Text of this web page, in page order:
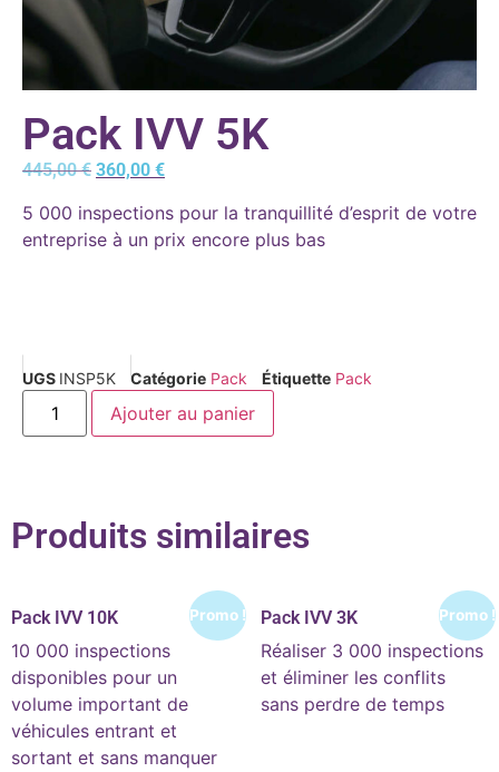
Pack IVV 5K
445,00€ 360,00 €
5 000 inspections pour la tranquillité d’esprit de votre
entreprise à un prix encore plus bas
UGS INSP5K Catégorie Pack Étiquette Pack
Ajouter au panier
Produits similaires
Promo !
Pack IVV 10K
10 000 inspections
disponibles pour un
volume important de
véhicules entrant et
sortant et sans manquer
Promo !
Pack IVV 3K
Réaliser 3 000 inspections
et éliminer les conflits
sans perdre de temps